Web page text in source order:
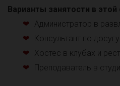
Варианты занятости в
Администратор в
Консультант по досугу
Хостес в клубах и
Преподаватель в